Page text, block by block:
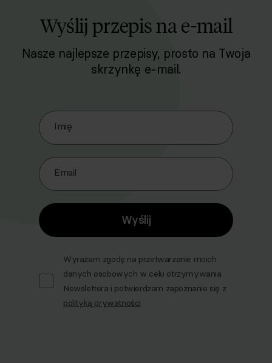
Wyślij przepis na e-mail
Nasze najlepsze przepisy, prosto na Twoja
skrzynkę e-mail.
Zapisz się do naszego Newslettera
Imię
Email
Wyślij
Wyrażam zgodę na przetwarzanie moich
danych osobowych w celu otrzymywania
Newslettera i potwierdzam zapoznanie się z
polityką prywatności.